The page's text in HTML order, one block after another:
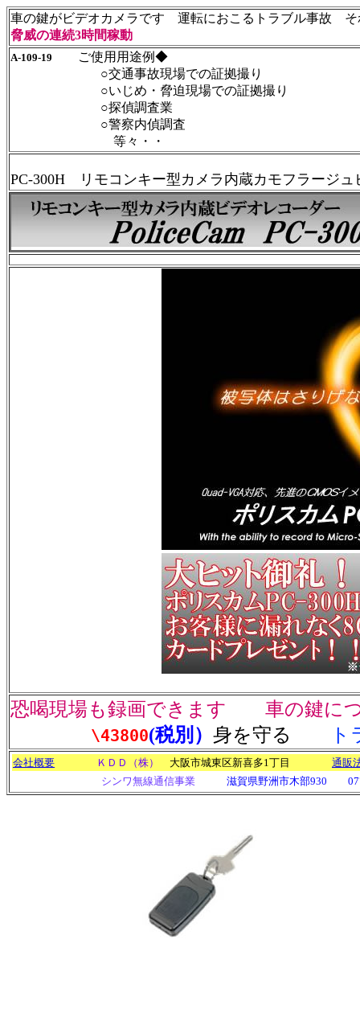
車の鍵がビデオカメラです 運転におこるトラブル事故
脅威の連続3時間稼動
A-109-19
ご使用用途例◆
○交通事故現場での証拠撮り
○いじめ・脅迫現場での証拠撮り
○探偵調査業
○警察内偵調査
等々・・
PC-300H リモコンキー型カメラ内蔵カモフラージュ
恐喝現場も録画できます 車の鍵に
\43800(税別） 身を守る
会社概要 ＫＤＤ（株） 大阪市城東区新喜多1丁目 通販
シンワ無線通信事業滋賀県野洲市木部930 077-